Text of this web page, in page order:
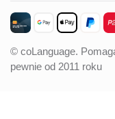
© coLanguage.
pewnie od 2011 roku